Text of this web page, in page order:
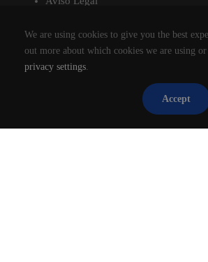
Política de Cookies
AIRMAN SERVICIOS DE
TODOS LOS DERECHOS
We are using cookies to give you the best
out more about which cookies we are using
privacy settings.
Accept